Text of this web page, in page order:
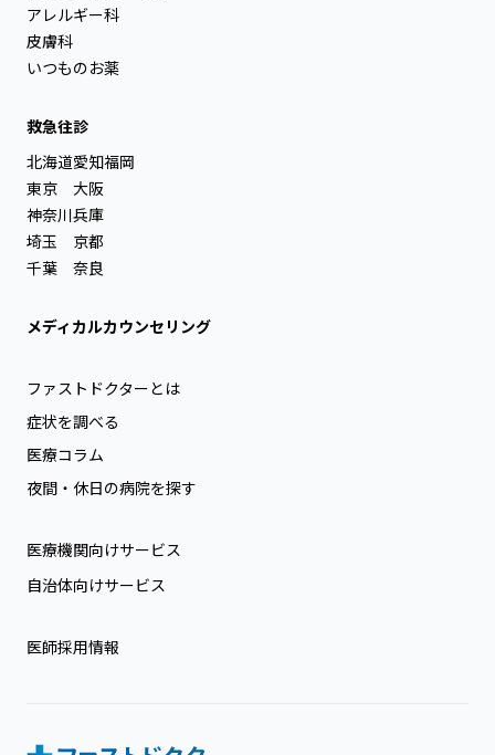
アレルギー科
皮膚科
いつものお薬
救急往診
北海道
東京
神奈川
埼玉
千葉
愛知
大阪
兵庫
京都
奈良
福岡
メディカルカウンセリング
ファストドクターとは
症状を調べる
医療コラム
夜間・休日の病院を探す
医療機関向けサービス
自治体向けサービス
医師採用情報